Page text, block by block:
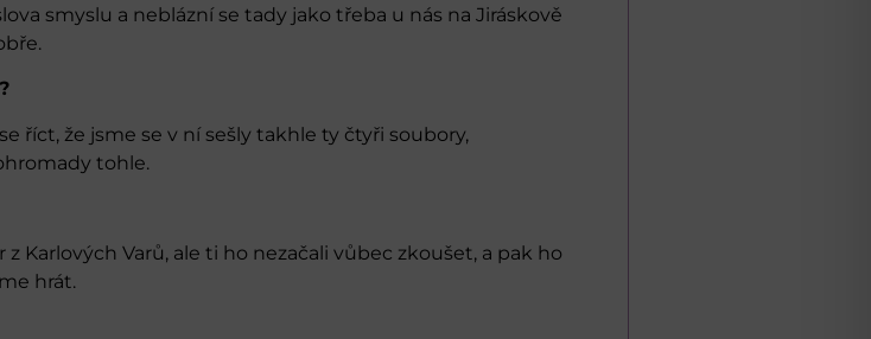
smyslu a neblázní se tady jako třeba u nás na Jiráskově
říct, že jsme se v ní sešly takhle ty čtyři soubory,
tohle.
Karlových Varů, ale ti ho nezačali vůbec zkoušet, a pak ho
hrát.